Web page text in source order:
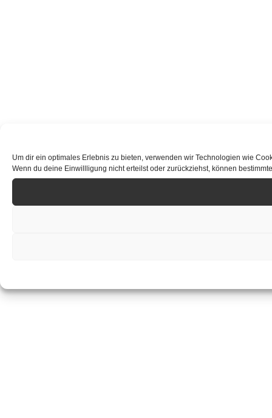
Um dir ein optimales Erlebnis zu bieten, verwenden wir Technologien wie
Wenn du deine Einwillligung nicht erteilst oder zurückziehst, können